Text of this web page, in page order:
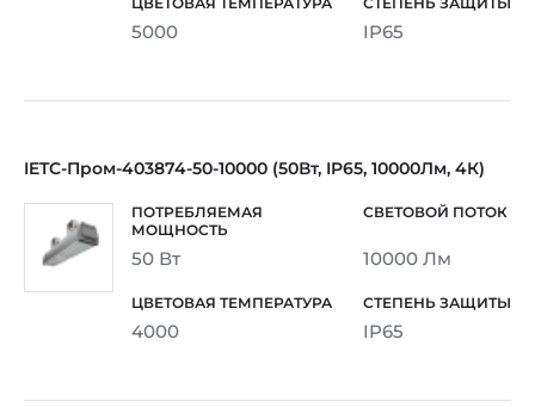
5000 IP65
IETC-Пром-403874-50-10000 (50Вт, IP65, 10000Лм, 4К)
50 Вт 10000 Лм
4000 IP65